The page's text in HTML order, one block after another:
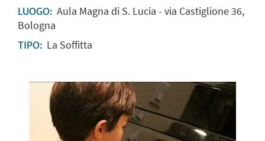
LUOGO: Aula Magna di S. Lucia - via Castiglione 36,
Bologna
TIPO: La Soffitta